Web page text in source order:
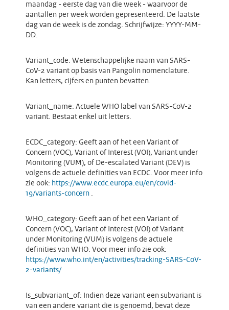
maandag - eerste dag van die week - waarvoor de
aantallen per week worden gepresenteerd. De laatste
dag van de week is de zondag. Schrijfwijze: YYYY-MM-
DD.
Variant_code: Wetenschappelijke naam van SARS-
CoV-2 variant op basis van Pangolin nomenclature.
Kan letters, cijfers en punten bevatten.
Variant_name: Actuele WHO label van SARS-CoV-2
variant. Bestaat enkel uit letters.
ECDC_category: Geeft aan of het een Variant of
Concern (VOC), Variant of Interest (VOI), Variant under
Monitoring (VUM), of De-escalated Variant (DEV) is
volgens de actuele definities van ECDC. Voor meer info
zie ook: https://www.ecdc.europa.eu/en/covid-
19/variants-concern .
WHO_category: Geeft aan of het een Variant of
Concern (VOC), Variant of Interest (VOI) of Variant
under Monitoring (VUM) is volgens de actuele
definities van WHO. Voor meer info zie ook:
https://www.who.int/en/activities/tracking-SARS-CoV-
2-variants/
Is_subvariant_of: Indien deze variant een subvariant is
van een andere variant die is genoemd, bevat deze